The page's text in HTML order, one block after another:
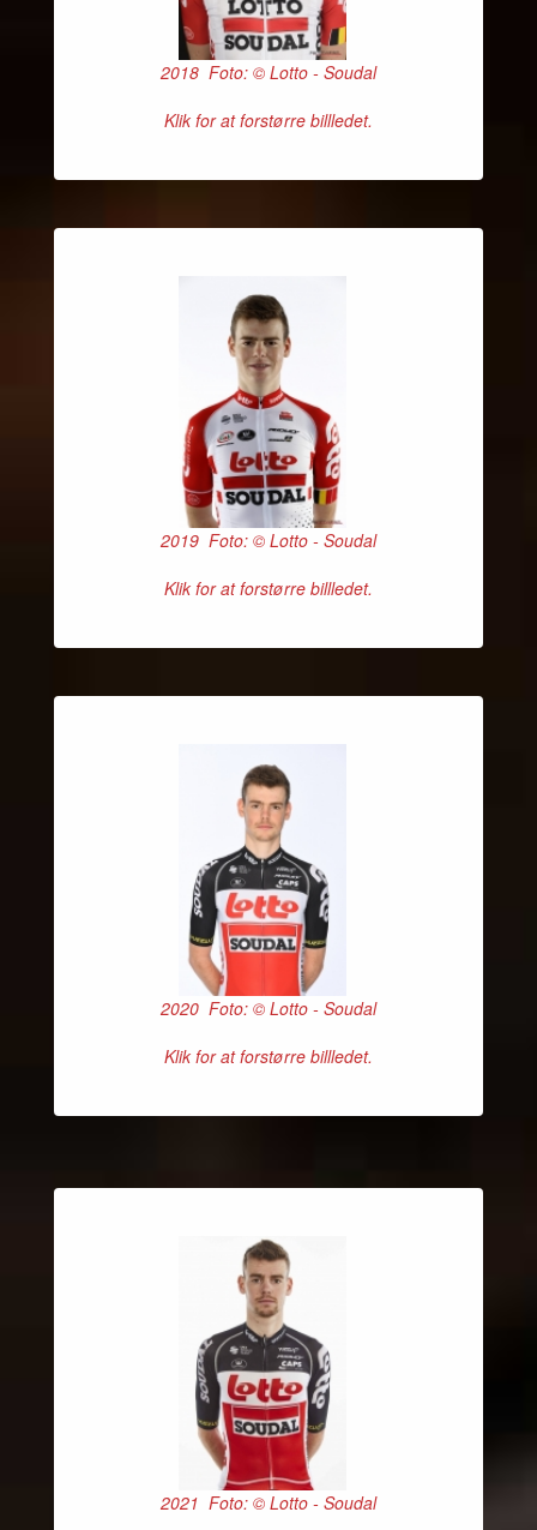
2018 Foto: © Lotto - Soudal
Klik for at forstørre billledet.
2019 Foto: © Lotto - Soudal
Klik for at forstørre billledet.
2020 Foto: © Lotto - Soudal
Klik for at forstørre billledet.
2021 Foto: © Lotto - Soudal